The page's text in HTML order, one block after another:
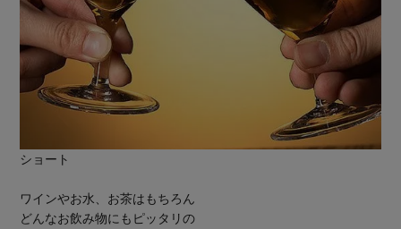
ショート
ワインやお水、お茶はもちろん
どんなお飲み物にもピッタリの